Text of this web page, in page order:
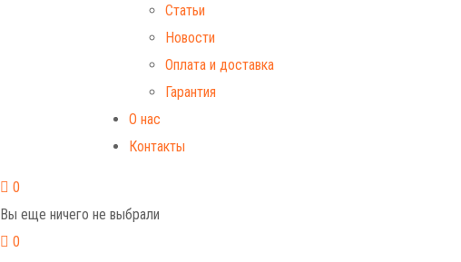
Статьи
Новости
Оплата и доставка
Гарантия
О нас
Контакты
0
Вы еще ничего не выбрали
0